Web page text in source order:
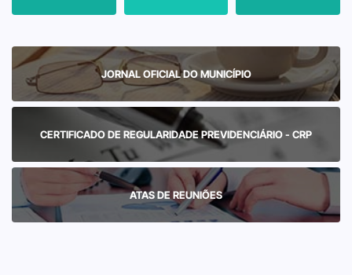
JORNAL OFICIAL DO MUNICÍPIO
CERTIFICADO DE REGULARIDADE PREVIDENCIÁRIO - CRP
ATAS DE REUNIÕES